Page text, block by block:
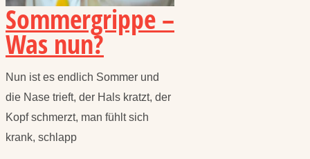
Sommergrippe –
Was nun?
Nun ist es endlich Sommer und
die Nase trieft, der Hals kratzt, der
Kopf schmerzt, man fühlt sich
krank, schlapp